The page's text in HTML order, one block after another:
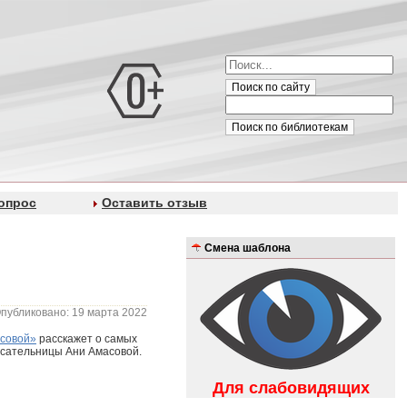
Поиск по сайту
Поиск по библиотекам
Оставить отзыв
19 марта 2022
расскажет о самых
Ани Амасовой.
Смена шаблона
Для слабовидящих